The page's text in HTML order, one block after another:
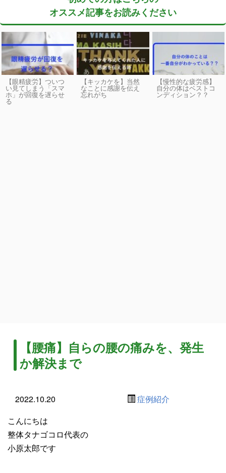
オススメ記事をお読みください
【眼精疲労】ついつ
い見てしまう「スマ
ホ」が回復を遅らせ
る
【キッカケを】当然
なことに感謝を伝え
忘れがち
【慢性的な疲労感】
自分の体はベストコ
ンディション？？
【腰痛】自らの腰の痛みを、発生
か解決まで
2022.10.20
症例紹介
こんにちは
整体タナゴコロ代表の
小原太郎です